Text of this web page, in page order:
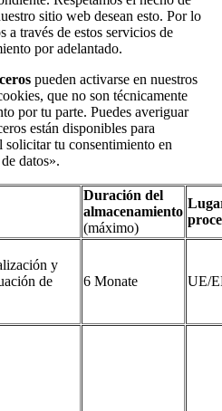
sitio web desean esto. Por lo
a través de estos servicios de
por adelantado.
pueden activarse en nuestros
que no son técnicamente
por tu parte. Puedes averiguar
están disponibles para
tu consentimiento en
datos».
Duración del
almacenamiento
(máximo)
y
de
6 Monate UE/